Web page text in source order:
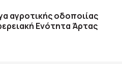
αγροτικής οδοποιίας
Ενότητα Άρτας